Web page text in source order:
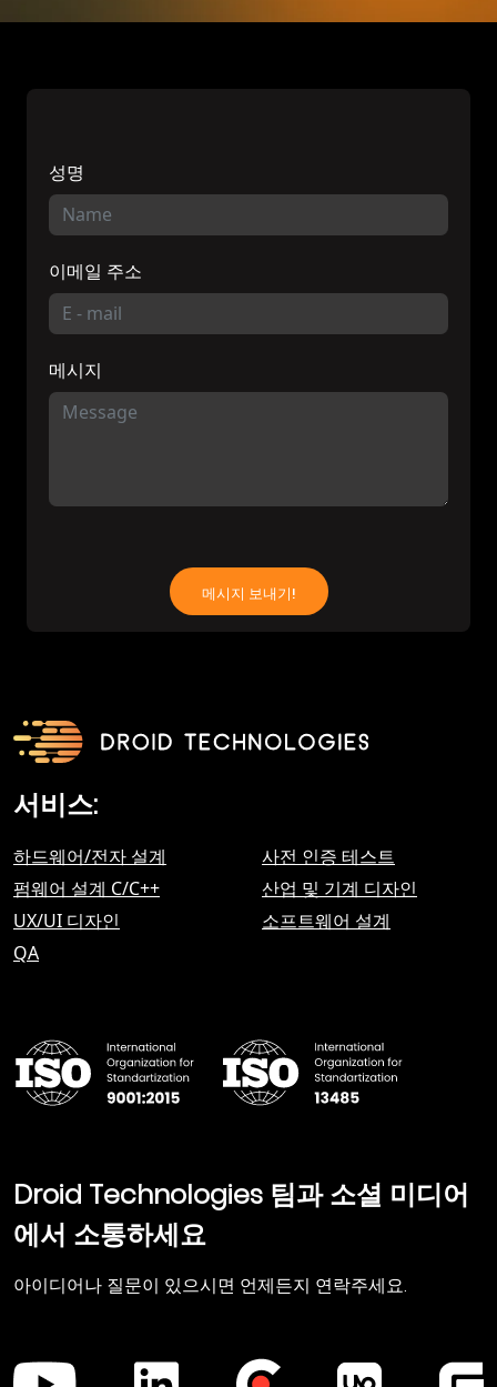
서비스:
하드웨어/전자 설계
펌웨어 설계 C/C++
UX/UI 디자인
QA
사전 인증 테스트
산업 및 기계 디자인
소프트웨어 설계
성명
이메일 주소
메시지
Droid Technologies 팀과 소셜 미디어
에서 소통하세요
아이디어나 질문이 있으시면 언제든지 연락주세요.